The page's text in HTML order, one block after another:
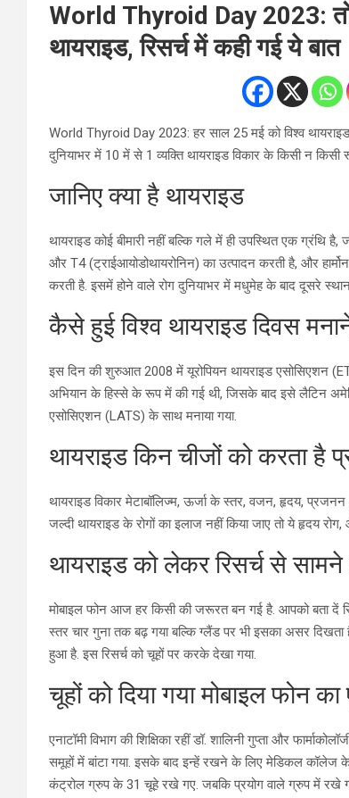
World Thyroid Day 2023: तो
थायराइड, रिसर्च में कही गई ये बात
World Thyroid Day 2023: हर साल 25 मई को विश्व
दुनियाभर में 10 में से 1 व्यक्ति थायराइड विकार के किसी न किसी
जानिए क्या है थायराइड
थायराइड कोई बीमारी नहीं बल्कि गले में ही उपस्थित एक ग्रंथि
और T4 (ट्राईआयोडोथायरोनिन) का उत्पादन करती है, और
करती है. इसमें होने वाले रोग दुनियाभर में मधुमेह के बाद दूसरे
कैसे हुई विश्व थायराइड दिवस
इस दिन की शुरुआत 2008 में यूरोपियन थायराइड एसोसिएशन
अभियान के हिस्से के रूप में की गई थी, जिसके बाद इसे लैटिन
एसोसिएशन (LATS) के साथ मनाया गया.
थायराइड किन चीजों को करता है
थायराइड विकार मेटाबॉलिज्म, ऊर्जा के स्तर, वजन, हृदय,
जल्दी थायराइड के रोगों का इलाज नहीं किया जाए तो ये हृदय
थायराइड को लेकर रिसर्च से
मोबाइल फोन आज हर किसी की जरूरत बन गई है. आपको बता दें
स्तर चार गुना तक बढ़ गया बल्कि ग्लैंड पर भी इसका असर
हुआ है. इस रिसर्च को चूहों पर करके देखा गया.
चूहों को दिया गया मोबाइल फोन
एनाटॉमी विभाग की शिक्षिका रहीं डॉ. शालिनी गुप्ता और
समूहों में बांटा गया. इसके बाद इन्हें रखने के लिए मेडिकल
कंट्रोल ग्रुप के 31 चूहे रखे गए. जबकि प्रयोग वाले ग्रुप में रखे